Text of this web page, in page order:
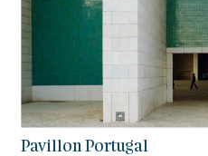
Pavillon Portugal